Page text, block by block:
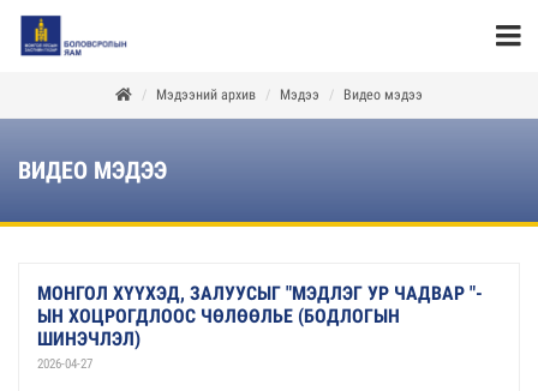
Мэдээний архив Мэдээ Видео мэдээ
ВИДЕО МЭДЭЭ
МОНГОЛ ХҮҮХЭД, ЗАЛУУСЫГ "МЭДЛЭГ УР ЧАДВАР "-
ЫН ХОЦРОГДЛООС ЧӨЛӨӨЛЬЕ (БОДЛОГЫН
ШИНЭЧЛЭЛ)
2026-04-27